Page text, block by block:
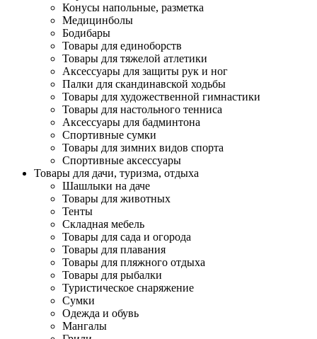
Конусы напольные, разметка
Медицинболы
Бодибары
Товары для единоборств
Товары для тяжелой атлетики
Аксессуары для защиты рук и ног
Палки для скандинавской ходьбы
Товары для художественной гимнастики
Товары для настольного тенниса
Аксессуары для бадминтона
Спортивные сумки
Товары для зимних видов спорта
Спортивные аксессуары
Товары для дачи, туризма, отдыха
Шашлыки на даче
Товары для животных
Тенты
Складная мебель
Товары для сада и огорода
Товары для плавания
Товары для пляжного отдыха
Товары для рыбалки
Туристическое снаряжение
Сумки
Одежда и обувь
Мангалы